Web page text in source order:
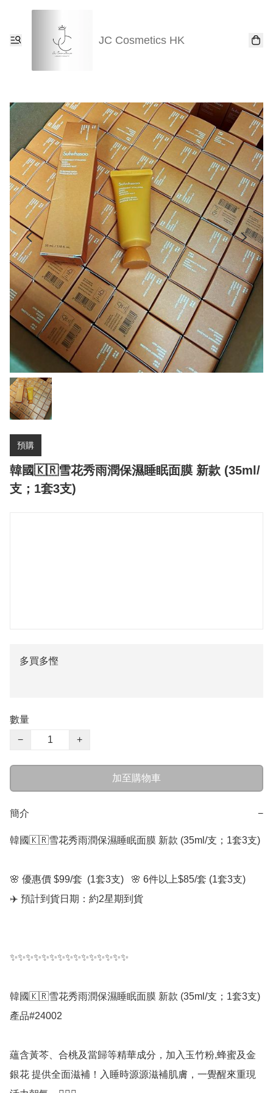
JC Cosmetics HK
預購
韓國🇰🇷雪花秀雨潤保濕睡眠面膜 新款 (35ml/
支；1套3支)
多買多慳
數量
−
+
加至購物車
簡介 −
韓國🇰🇷雪花秀雨潤保濕睡眠面膜 新款 (35ml/支；1套3支)
🌸 優惠價 $99/套  (1套3支)   🌸 6件以上$85/套 (1套3支)
✈️ 預計到貨日期：約2星期到貨
✨✨✨✨✨✨✨✨✨✨✨✨✨✨✨
韓國🇰🇷雪花秀雨潤保濕睡眠面膜 新款 (35ml/支；1套3支)
產品#24002
蘊含黃芩、合桃及當歸等精華成分，加入玉竹粉,蜂蜜及金
銀花 提供全面滋補！入睡時源源滋補肌膚，一覺醒來重現